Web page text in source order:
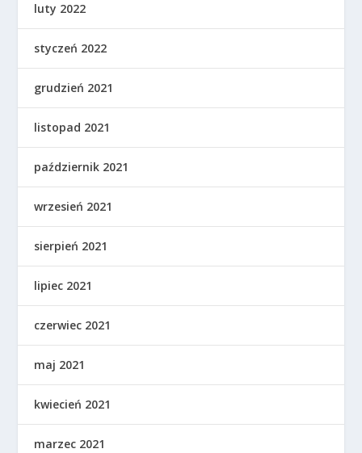
luty 2022
styczeń 2022
grudzień 2021
listopad 2021
październik 2021
wrzesień 2021
sierpień 2021
lipiec 2021
czerwiec 2021
maj 2021
kwiecień 2021
marzec 2021